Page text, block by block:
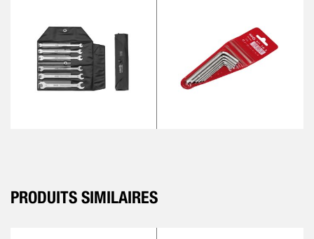
PRODUITS SIMILAIRES